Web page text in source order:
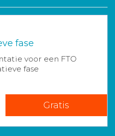
fase
voor een FTO
fase
Gratis